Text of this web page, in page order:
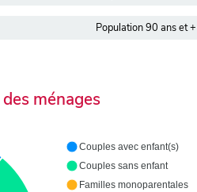
Population 90 ans et +
ménages
Couples avec enfant(s)
Couples sans enfant
Familles monoparentales